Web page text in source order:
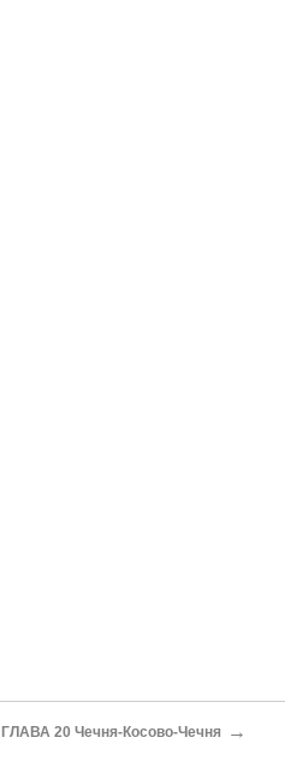
ГЛАВА 20 Чечня-Косово-Чечня →